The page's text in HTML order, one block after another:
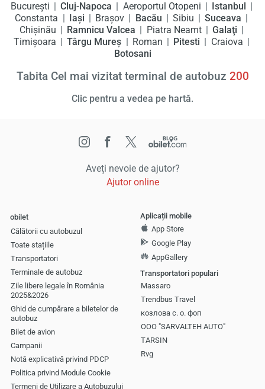
București Cluj-Napoca Aeroportul Otopeni
Istanbul
Constanta
Iași Braşov Bacău Sibiu
Suceava
Chișinău
Ramnicu Valcea Piatra Neamt
Galaţi
Timişoara
Târgu Mureş Roman Pitesti
Craiova
Botosani
Tabita Cel mai vizitat terminal de autobuz 200
Clic pentru a vedea pe hartă.
Aveți nevoie de ajutor?
Ajutor online
obilet
Călătorii cu autobuzul
Toate stațiile
Transportatori
Terminale de autobuz
Zile libere legale în România
2025&2026
Ghid de cumpărare a biletelor de
autobuz
Bilet de avion
Campanii
Notă explicativă privind PDCP
Politica privind Module Cookie
Termeni de Utilizare a Autobuzului
Aplicații mobile
App Store
Google Play
AppGallery
Transportatori populari
Massaro
Trendbus Travel
козлова с. о. фоп
OOO "SARVALTEH AUTO"
TARSIN
Rvg